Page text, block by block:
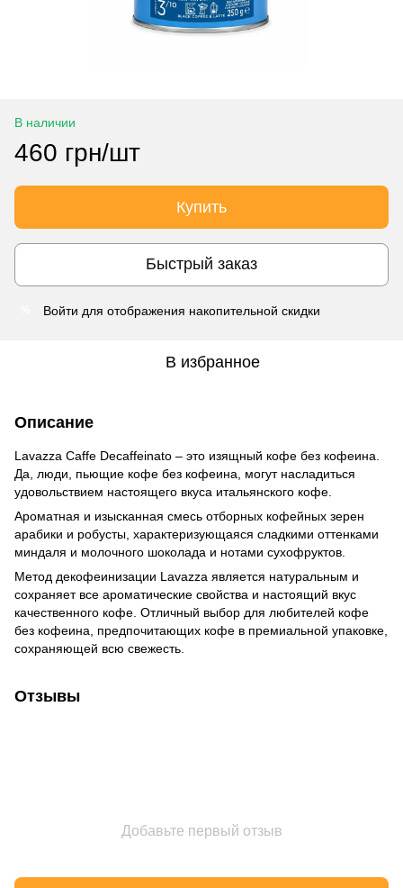
В наличии
460 грн/шт
Купить
Быстрый заказ
Войти для отображения накопительной скидки
В избранное
Описание
Lavazza Caffe Decaffeinato – это изящный кофе без кофеина.
Да, люди, пьющие кофе без кофеина, могут насладиться
удовольствием настоящего вкуса итальянского кофе.
Ароматная и изысканная смесь отборных кофейных зерен
арабики и робусты, характеризующаяся сладкими оттенками
миндаля и молочного шоколада и нотами сухофруктов.
Метод декофеинизации Lavazza является натуральным и
сохраняет все ароматические свойства и настоящий вкус
качественного кофе. Отличный выбор для любителей кофе
без кофеина, предпочитающих кофе в премиальной упаковке,
сохраняющей всю свежесть.
Отзывы
Добавьте первый отзыв